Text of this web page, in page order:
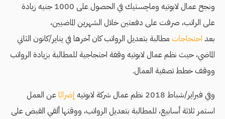
ونجح عمال لابوتيه وماچستيك في الحصول على 1000 جنيه زيادة
على الراتب، صرفت على دفعتين خلال الشهرين الماضيين،
بعد احتجاجات مطالبة بتعديل الرواتب كان آخرها في يناير/كانون الثاني
الماضي، حيث نظم عمال لابوتيه وقفة احتجاجية للمطالبة بزيادة الرواتب
ووقف خطط تصفية العمال.
وفي فبراير/شباط 2018 نظم عمال شركة لابوتيه
إضرابًاعن العمل
استمر ثلاثة أسابيع، للمطالبة بتعديل الرواتب، ووقتها ألقي القبض على